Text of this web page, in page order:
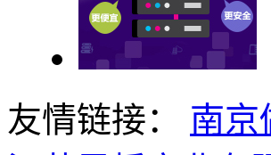
友情链接： 南京